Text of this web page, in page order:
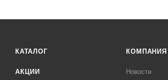
КАТАЛОГ
АКЦИИ
КОМПАНИЯ
Новости